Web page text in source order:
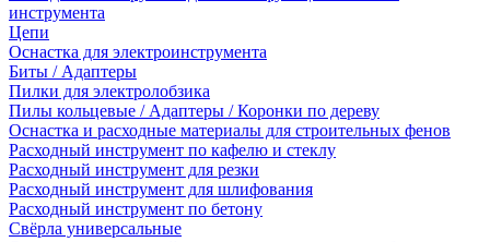
инструмента
Цепи
Оснастка для электроинструмента
Биты / Адаптеры
Пилки для электролобзика
Пилы кольцевые / Адаптеры / Коронки по дереву
Оснастка и расходные материалы для строительных фенов
Расходный инструмент по кафелю и стеклу
Расходный инструмент для резки
Расходный инструмент для шлифования
Расходный инструмент по бетону
Свёрла универсальные